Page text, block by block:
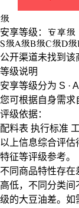
级
安享等级： 安享级
S级A级B级C级D级
公开渠道未找到该
等级说明
安享等级分为 S ·
您可根据自身需求
评级依据：
配料表 执行标准
以上信息综合评估
特征等评级参考。
不同商品特性存在
高低，不同分类
级的大豆油差。如